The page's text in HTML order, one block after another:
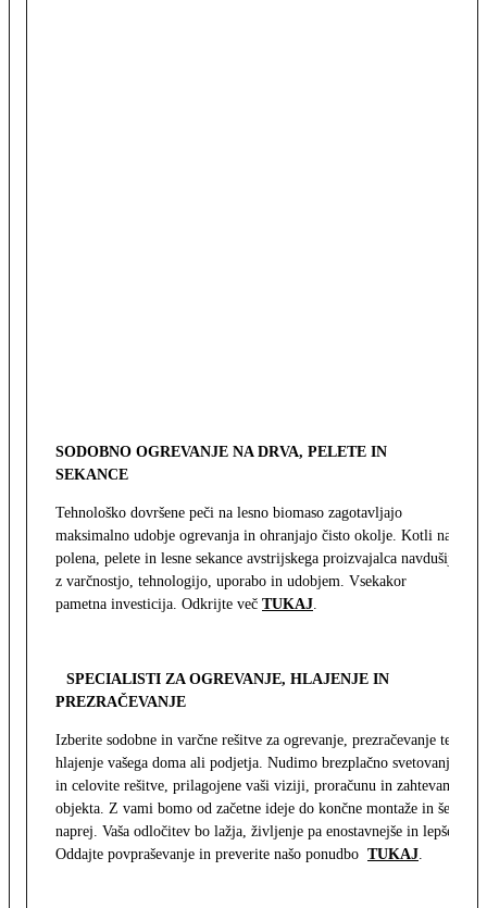
SODOBNO OGREVANJE NA DRVA, PELETE IN
SEKANCE
Tehnološko dovršene peči na lesno biomaso zagotavljajo
maksimalno udobje ogrevanja in ohranjajo čisto okolje. Kotli na
polena, pelete in lesne sekance avstrijskega proizvajalca navdušijo
z varčnostjo, tehnologijo, uporabo in udobjem. Vsekakor
pametna investicija. Odkrijte več TUKAJ.
SPECIALISTI ZA OGREVANJE, HLAJENJE IN
PREZRAČEVANJE
Izberite sodobne in varčne rešitve za ogrevanje, prezračevanje ter
hlajenje vašega doma ali podjetja. Nudimo brezplačno svetovanje
in celovite rešitve, prilagojene vaši viziji, proračunu in zahtevam
objekta. Z vami bomo od začetne ideje do končne montaže in še
naprej. Vaša odločitev bo lažja, življenje pa enostavnejše in lepše.
Oddajte povpraševanje in preverite našo ponudbo TUKAJ.